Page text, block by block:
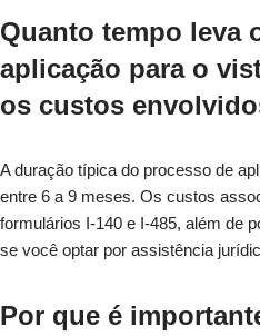
Quanto tempo leva
aplicação para o
os custos
A duração típica do processo de
entre 6 a 9 meses. Os custos
formulários I-140 e I-485, além de
se você optar por assistência
Por que é